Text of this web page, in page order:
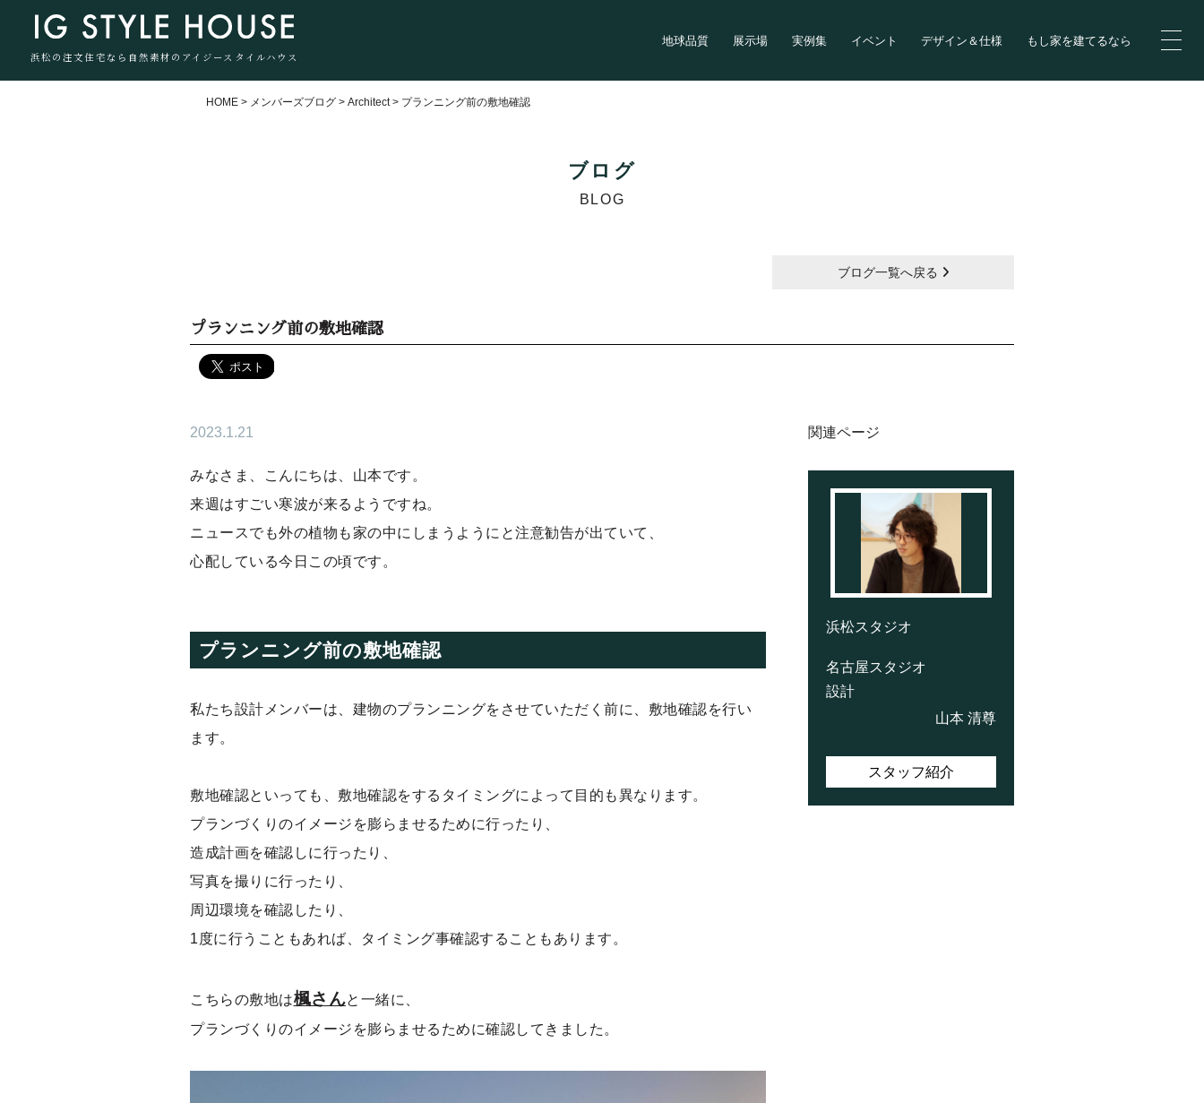
浜松の注文住宅なら自然素材のアイジースタイルハウス
地球品質 展示場 実例集 イベント デザイン＆仕様 もし家を建てるなら
HOME > メンバーズブログ >Architect > プランニング前の敷地確認
ブログ
BLOG
ブログ一覧へ戻る
プランニング前の敷地確認
2023.1.21
みなさま、こんにちは、山本です。
来週はすごい寒波が来るようですね。
ニュースでも外の植物も家の中にしまうようにと注意勧告が出ていて、
心配している今日この頃です。
プランニング前の敷地確認
私たち設計メンバーは、建物のプランニングをさせていただく前に、敷地確認を行い
ます。
敷地確認といっても、敷地確認をするタイミングによって目的も異なります。
プランづくりのイメージを膨らませるために行ったり、
造成計画を確認しに行ったり、
写真を撮りに行ったり、
周辺環境を確認したり、
1度に行うこともあれば、タイミング事確認することもあります。
こちらの敷地は楓さんと一緒に、
プランづくりのイメージを膨らませるために確認してきました。
関連ページ
浜松スタジオ
名古屋スタジオ
設計
山本 清尊
スタッフ紹介